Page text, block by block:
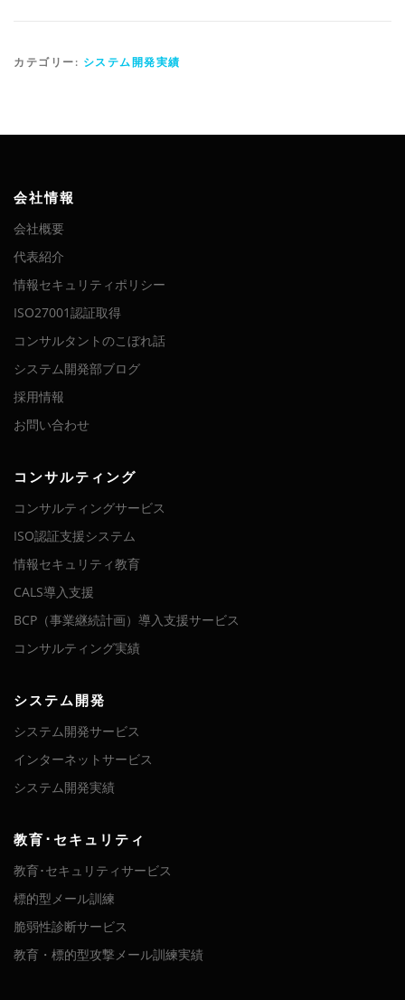
カテゴリー: システム開発実績
会社情報
会社概要
代表紹介
情報セキュリティポリシー
ISO27001認証取得
コンサルタントのこぼれ話
システム開発部ブログ
採用情報
お問い合わせ
コンサルティング
コンサルティングサービス
ISO認証支援システム
情報セキュリティ教育
CALS導入支援
BCP（事業継続計画）導入支援サービス
コンサルティング実績
システム開発
システム開発サービス
インターネットサービス
システム開発実績
教育･セキュリティ
教育･セキュリティサービス
標的型メール訓練
脆弱性診断サービス
教育・標的型攻撃メール訓練実績